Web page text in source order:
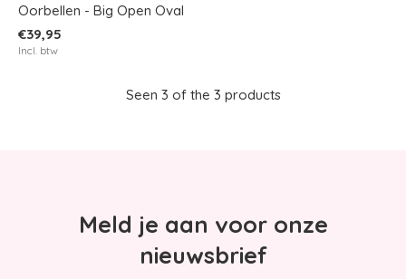
Oorbellen - Big Open Oval
€39,95
Incl. btw
Seen 3 of the 3 products
Meld je aan voor onze
nieuwsbrief